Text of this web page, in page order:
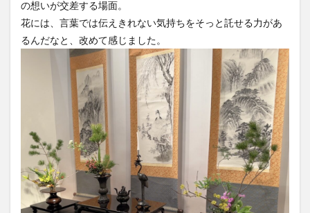
の想いが交差する場面。
花には、言葉では伝えきれない気持ちをそっと託せる力があ
るんだなと、改めて感じました。